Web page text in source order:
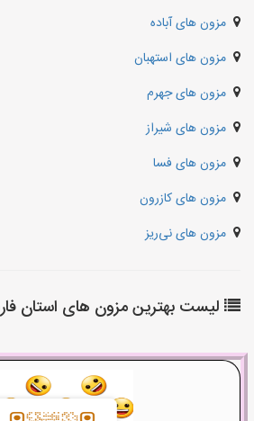
مزون های آباده
مزون های استهبان
مزون های جهرم
مزون های شیراز
مزون های فسا
مزون های کازرون
مزون های نی‌ریز
لیست بهترین مزون های استان